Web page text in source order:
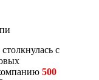
с
500